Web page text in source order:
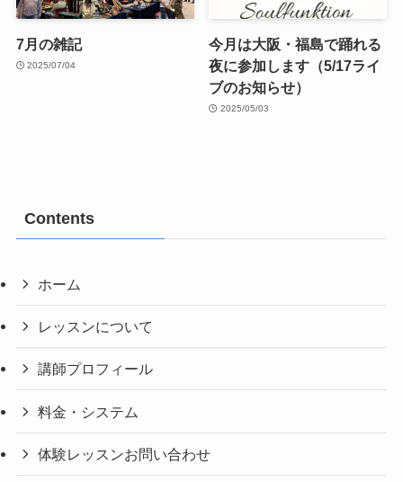
7月の雑記
2025/07/04
今月は大阪・福島で踊れる
夜に参加します（5/17ライ
ブのお知らせ）
2025/05/03
Contents
ホーム
レッスンについて
講師プロフィール
料金・システム
体験レッスンお問い合わせ